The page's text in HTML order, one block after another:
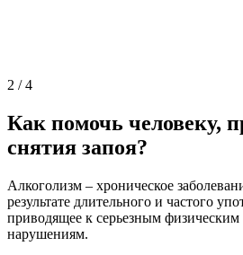
2 /4
Как помочь человеку,
снятия запоя?
Алкоголизм – хроническое
результате длительного и частого
приводящее к серьезным
нарушениям.